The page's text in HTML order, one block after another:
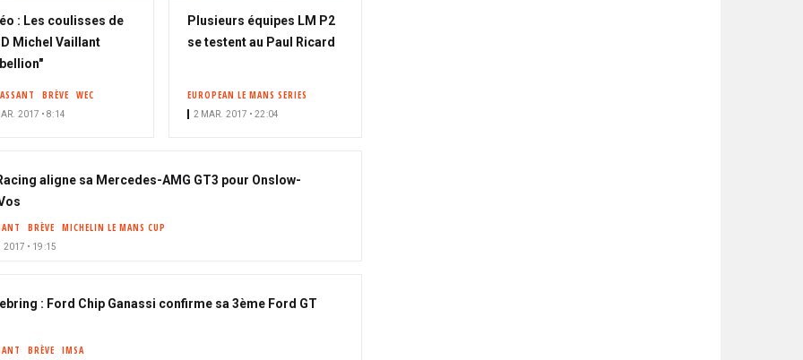
: Les coulisses de
Michel Vaillant
BRÈVE WEC
2017 • 8:14
Plusieurs équipes LM P2
se testent au Paul Ricard
EUROPEAN LE MANS SERIES
2 MAR. 2017 • 22:04
aligne sa Mercedes-AMG GT3 pour Onslow-
BRÈVE MICHELIN LE MANS CUP
2017 • 19:15
: Ford Chip Ganassi confirme sa 3ème Ford GT
BRÈVE IMSA